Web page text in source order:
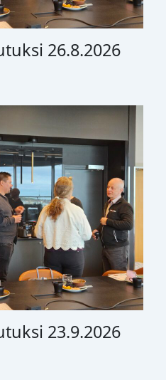
26.8.2026
23.9.2026